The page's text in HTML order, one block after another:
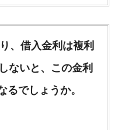
、借入金利は複利
ないと、この金利
るでしょうか。